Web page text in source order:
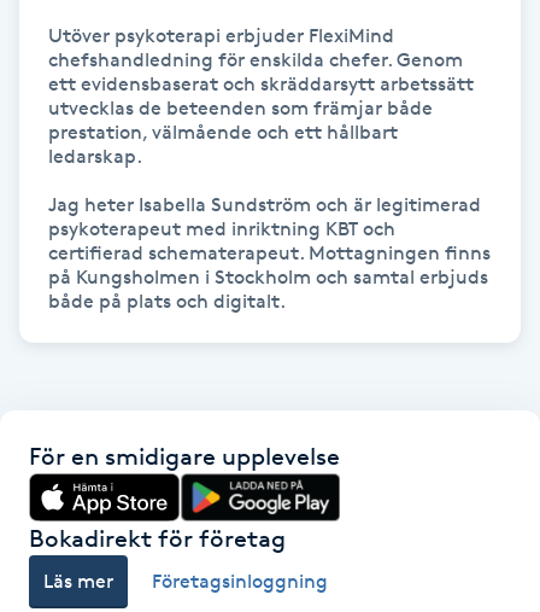
Gellack
Gellack med förstärkning
Gravidmassage
Gravidyoga
Gruppträning
Hatha Yoga
Headspa
Healing
Utöver psykoterapi erbjuder FlexiMind
chefshandledning för enskilda chefer. Genom
ett evidensbaserat och skräddarsytt arbetssätt
utvecklas de beteenden som främjar både
prestation, välmående och ett hållbart
ledarskap.
Jag heter Isabella Sundström och är legitimerad
psykoterapeut med inriktning KBT och
certifierad schematerapeut. Mottagningen finns
på Kungsholmen i Stockholm och samtal erbjuds
både på plats och digitalt.
För en smidigare upplevelse
Bokadirekt för företag
Läs mer Företagsinloggning